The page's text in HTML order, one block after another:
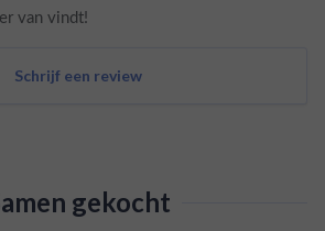
van vindt!
Schrijf een review
gekocht